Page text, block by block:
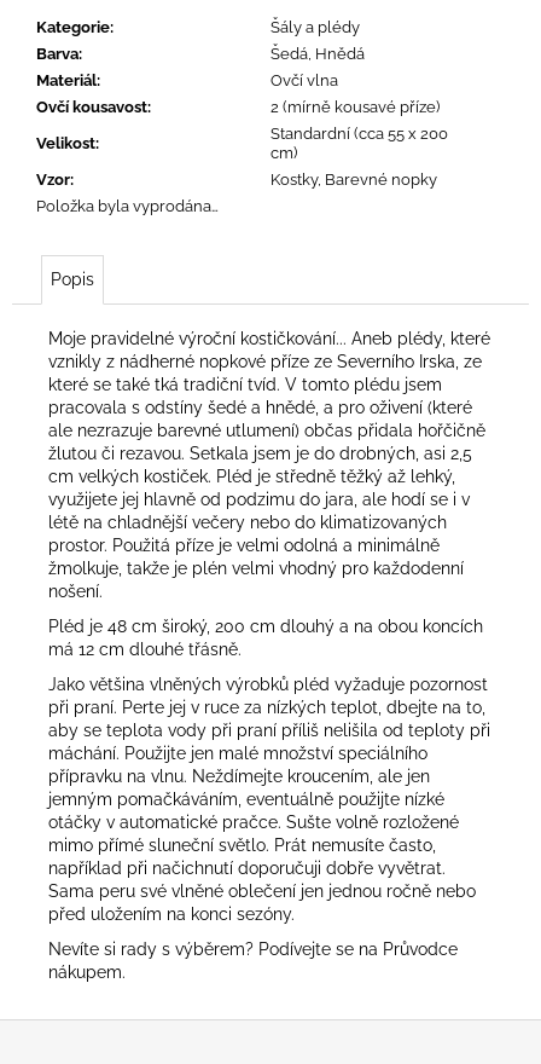
Kategorie:
Šály a plédy
Barva:
Šedá, Hnědá
Materiál:
Ovčí vlna
Ovčí kousavost:
2 (mírně kousavé příze)
Velikost:
Standardní (cca 55 x 200
cm)
Vzor:
Kostky, Barevné nopky
Položka byla vyprodána…
Popis
Moje pravidelné výroční kostičkování... Aneb plédy, které
vznikly z nádherné nopkové příze ze Severního Irska, ze
které se také tká tradiční tvíd. V tomto plédu jsem
pracovala s odstíny šedé a hnědé, a pro oživení (které
ale nezrazuje barevné utlumení) občas přidala hořčičně
žlutou či rezavou. Setkala jsem je do drobných, asi 2,5
cm velkých kostiček. Pléd je středně těžký až lehký,
využijete jej hlavně od podzimu do jara, ale hodí se i v
létě na chladnější večery nebo do klimatizovaných
prostor. Použitá příze je velmi odolná a minimálně
žmolkuje, takže je plén velmi vhodný pro každodenní
nošení.
Pléd je 48 cm široký, 200 cm dlouhý a na obou koncích
má 12 cm dlouhé třásně.
Jako většina vlněných výrobků pléd vyžaduje pozornost
při praní. Perte jej v ruce za nízkých teplot, dbejte na to,
aby se teplota vody při praní příliš nelišila od teploty při
máchání. Použijte jen malé množství speciálního
přípravku na vlnu. Neždímejte kroucením, ale jen
jemným pomačkáváním, eventuálně použijte nízké
otáčky v automatické pračce. Sušte volně rozložené
mimo přímé sluneční světlo. Prát nemusíte často,
například při načichnutí doporučuji dobře vyvětrat.
Sama peru své vlněné oblečení jen jednou ročně nebo
před uložením na konci sezóny.
Nevíte si rady s výběrem? Podívejte se na Průvodce
nákupem.
m
e